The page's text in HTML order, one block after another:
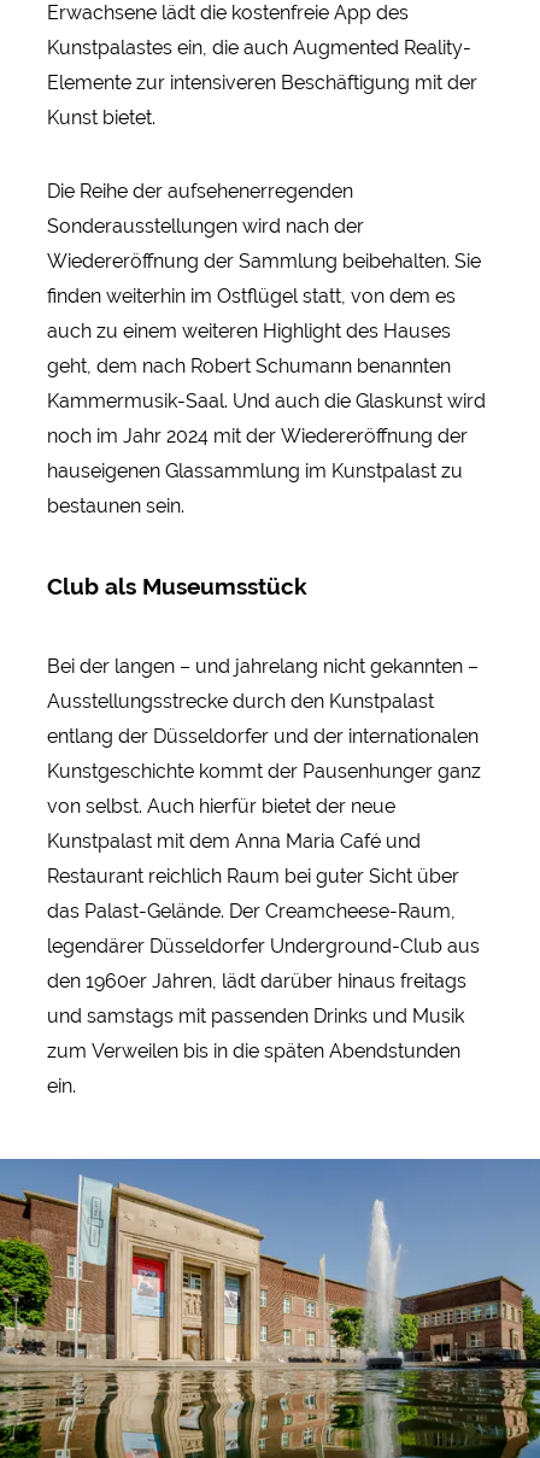
Erwachsene lädt die kostenfreie App des
Kunstpalastes ein, die auch Augmented Reality-
Elemente zur intensiveren Beschäftigung mit der
Kunst bietet.
Die Reihe der aufsehenerregenden
Sonderausstellungen wird nach der
Wiedereröffnung der Sammlung beibehalten. Sie
finden weiterhin im Ostflügel statt, von dem es
auch zu einem weiteren Highlight des Hauses
geht, dem nach Robert Schumann benannten
Kammermusik-Saal. Und auch die Glaskunst wird
noch im Jahr 2024 mit der Wiedereröffnung der
hauseigenen Glassammlung im Kunstpalast zu
bestaunen sein.
Club als Museumsstück
Bei der langen – und jahrelang nicht gekannten –
Ausstellungsstrecke durch den Kunstpalast
entlang der Düsseldorfer und der internationalen
Kunstgeschichte kommt der Pausenhunger ganz
von selbst. Auch hierfür bietet der neue
Kunstpalast mit dem Anna Maria Café und
Restaurant reichlich Raum bei guter Sicht über
das Palast-Gelände. Der Creamcheese-Raum,
legendärer Düsseldorfer Underground-Club aus
den 1960er Jahren, lädt darüber hinaus freitags
und samstags mit passenden Drinks und Musik
zum Verweilen bis in die späten Abendstunden
ein.